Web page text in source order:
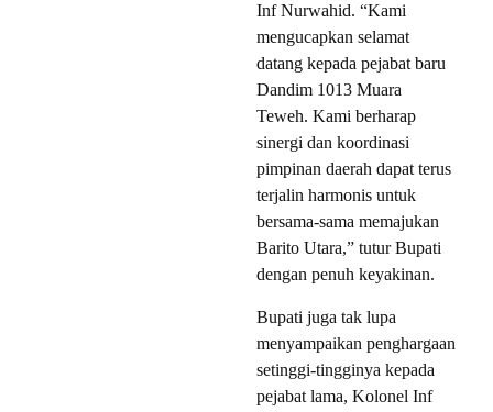
Inf Nurwahid. “Kami
mengucapkan selamat
datang kepada pejabat baru
Dandim 1013 Muara
Teweh. Kami berharap
sinergi dan koordinasi
pimpinan daerah dapat terus
terjalin harmonis untuk
bersama-sama memajukan
Barito Utara,” tutur Bupati
dengan penuh keyakinan.
Bupati juga tak lupa
menyampaikan penghargaan
setinggi-tingginya kepada
pejabat lama, Kolonel Inf